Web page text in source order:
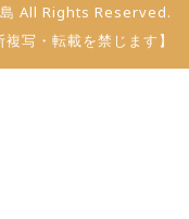
All Rights Reserved.
写・転載を禁じます】